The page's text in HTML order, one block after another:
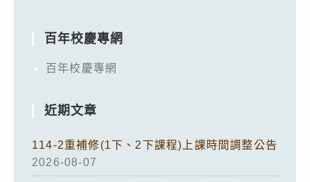
百年校慶專網
百年校慶專網
近期文章
114-2重補修(1下、2下課程)上課時間調整公告
2026-08-07